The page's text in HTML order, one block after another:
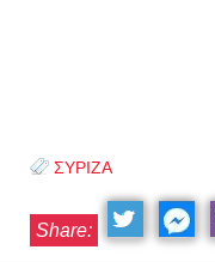
ΣΥΡΙΖΑ
Share: